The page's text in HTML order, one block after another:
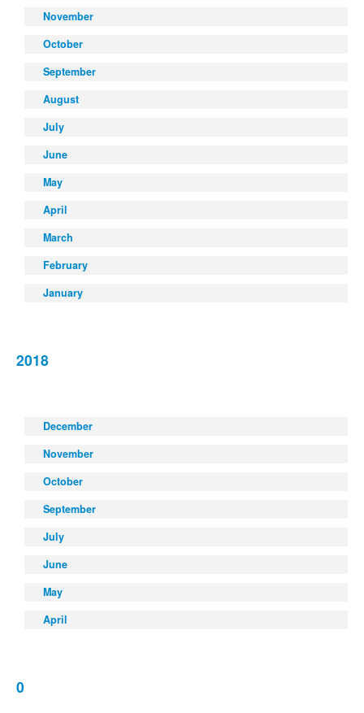
November
October
September
August
July
June
May
April
March
February
January
2018
December
November
October
September
July
June
May
April
0